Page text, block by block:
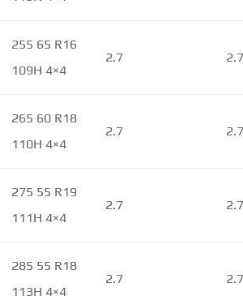
255 65 R16
109H 4×4
2.7
265 60 R18
110H 4×4
2.7
275 55 R19
111H 4×4
2.7
285 55 R18
113H 4×4
2.7